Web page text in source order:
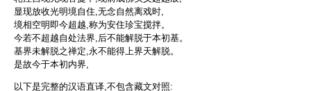
显现放收光明境自住,无念自然离戏时,
境相空明即今超越,称为安住珍宝搅拌。
今若不超越自处法界,后不能解脱于本初基。
基界未解脱之禅定,永不能得上界天解脱。
是故今于本初内界,
以下是完整的汉语直译,不包含藏文对照: